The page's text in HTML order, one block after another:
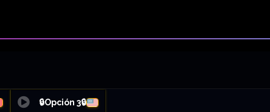
🔒Opción 3🔒